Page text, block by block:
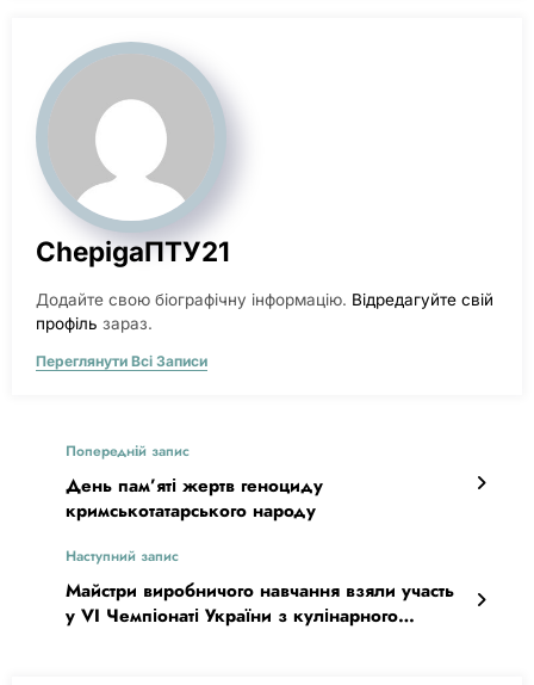
ChepigaПТУ21
Додайте свою біографічну інформацію. Відредагуйте свій
профіль зараз.
Переглянути Всі Записи
Попередній запис
День пам’яті жертв геноциду
кримськотатарського народу
Наступний запис
Майстри виробничого навчання взяли участь
у VI Чемпіонаті України з кулінарного